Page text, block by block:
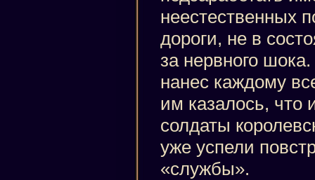
неестественных
дороги, не в
за нервного
нанес каждому
им казалось, что
солдаты
уже успели
«службы».